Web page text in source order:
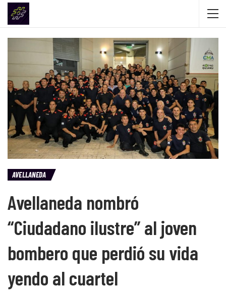
AVELLANEDA
Avellaneda nombró
“Ciudadano ilustre” al joven
bombero que perdió su vida
yendo al cuartel